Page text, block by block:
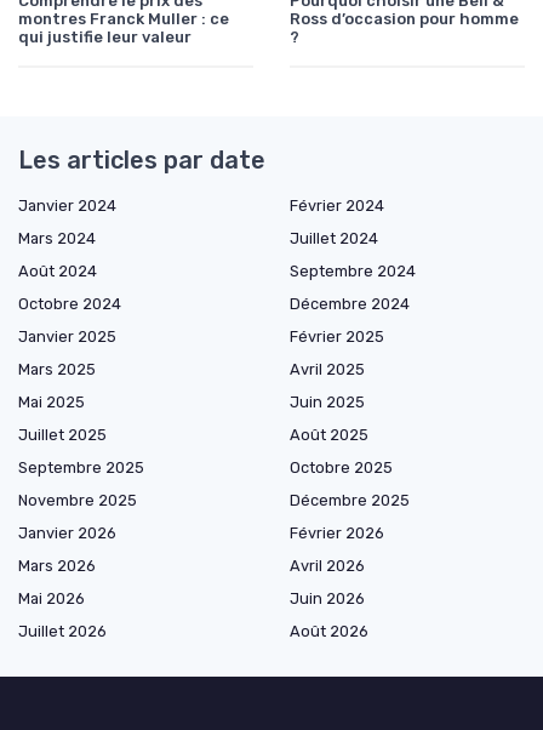
montres Franck Muller : ce
qui justifie leur valeur
Ross d’occasion pour homme
?
Les articles par date
Janvier 2024
Février 2024
Mars 2024
Juillet 2024
Août 2024
Septembre 2024
Octobre 2024
Décembre 2024
Janvier 2025
Février 2025
Mars 2025
Avril 2025
Mai 2025
Juin 2025
Juillet 2025
Août 2025
Septembre 2025
Octobre 2025
Novembre 2025
Décembre 2025
Janvier 2026
Février 2026
Mars 2026
Avril 2026
Mai 2026
Juin 2026
Juillet 2026
Août 2026